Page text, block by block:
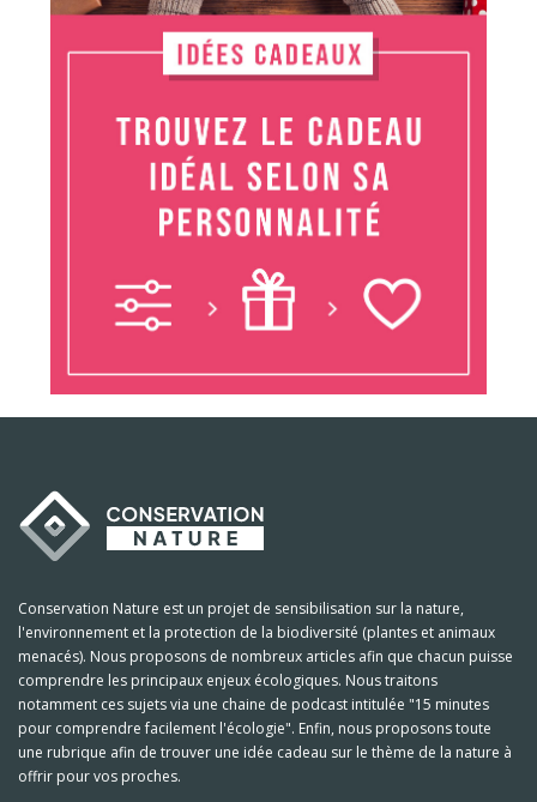
Conservation Nature est un projet de sensibilisation sur la nature,
l'environnement et la protection de la biodiversité (plantes et animaux
menacés). Nous proposons de nombreux articles afin que chacun puisse
comprendre les principaux enjeux écologiques. Nous traitons
notamment ces sujets via une chaine de podcast intitulée "15 minutes
pour comprendre facilement l'écologie". Enfin, nous proposons toute
une rubrique afin de trouver une idée cadeau sur le thème de la nature à
offrir pour vos proches.